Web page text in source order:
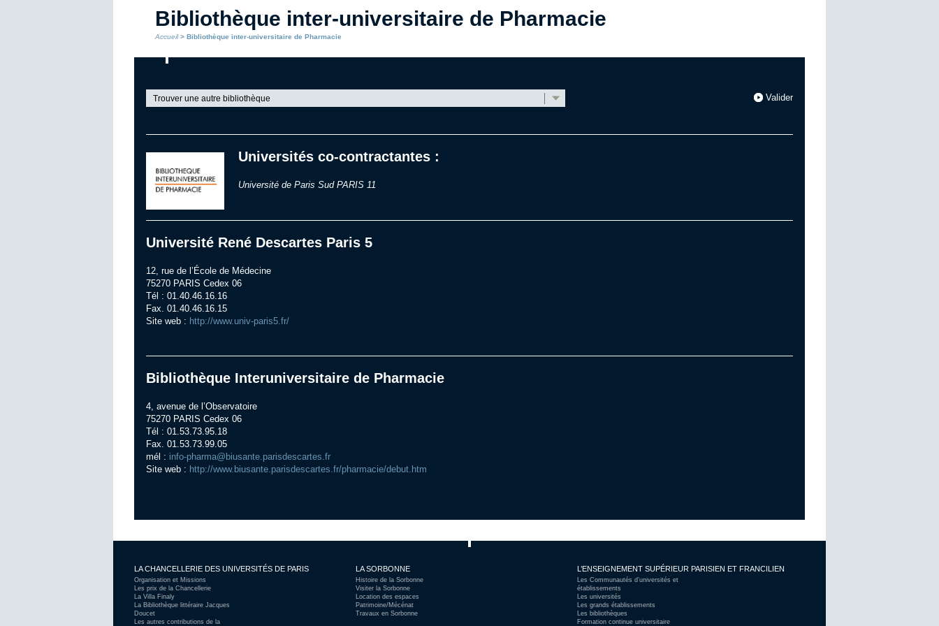
Bibliothèque inter-universitaire de Pharmacie
Accueil> Bibliothèque inter-universitaire de Pharmacie
Trouver une autre bibliothèque
Universités co-contractantes :
Université de Paris Sud PARIS 11
Université René Descartes Paris 5
12, rue de l’École de Médecine
75270 PARIS Cedex 06
Tél : 01.40.46.16.16
Fax. 01.40.46.16.15
Site web : http://www.univ-paris5.fr/
Bibliothèque Interuniversitaire de Pharmacie
4, avenue de l’Observatoire
75270 PARIS Cedex 06
Tél : 01.53.73.95.18
Fax. 01.53.73.99.05
mél : info-pharma@biusante.parisdescartes.fr
Site web : http://www.biusante.parisdescartes.fr/pharmacie/debut.htm
LA CHANCELLERIE DES UNIVERSITÉS DE PARIS
Organisation et Missions
Les prix de la Chancellerie
La Villa Finaly
La Bibliothèque littéraire Jacques
Doucet
Les autres contributions de la
LA SORBONNE
Histoire de la Sorbonne
Visiter la Sorbonne
Location des espaces
Patrimoine/Mécénat
Travaux en Sorbonne
L’ENSEIGNEMENT SUPÉRIEUR PARISIEN ET FRANCILIEN
Les Communautés d’universités et
établissements
Les universités
Les grands établissements
Les bibliothèques
Formation continue universitaire